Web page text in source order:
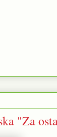
"Za